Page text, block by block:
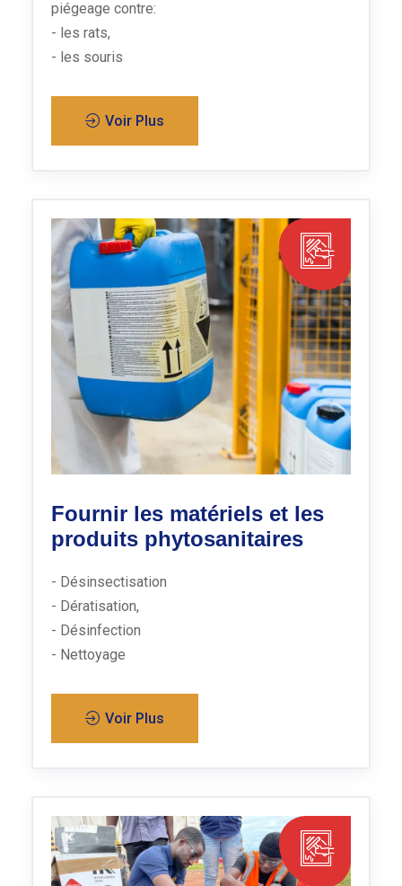
piégeage contre:
- les rats,
- les souris
Voir Plus
Fournir les matériels et les
produits phytosanitaires
- Désinsectisation
- Dératisation,
- Désinfection
- Nettoyage
Voir Plus